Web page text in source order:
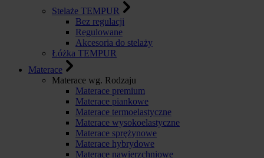
Stelaże TEMPUR
Bez regulacji
Regulowane
Akcesoria do stelaży
Łóżka TEMPUR
Materace
Materace wg. Rodzaju
Materace premium
Materace piankowe
Materace termoelastyczne
Materace wysokoelastyczne
Materace sprężynowe
Materace hybrydowe
Materace nawierzchniowe